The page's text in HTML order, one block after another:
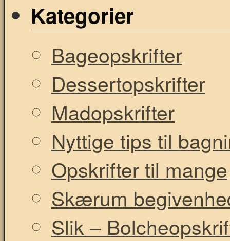
Kategorier
Bageopskrifter
Dessertopskrifter
Madopskrifter
Nyttige tips til
Opskrifter til mange
Skærum
Slik –